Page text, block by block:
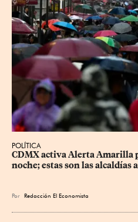
POLÍTICA
CDMX activa Alerta Amarilla
noche; estas son las alcaldías
Por Redacción El Economista